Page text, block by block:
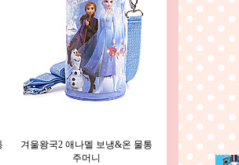
겨울왕국2 애나멜 보냉&온 물통
주머니